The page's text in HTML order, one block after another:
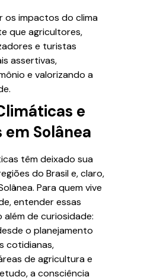
os impactos do clima
que agricultores,
e turistas
assertivas,
e valorizando a
e
em Solânea
têm deixado sua
do Brasil e, claro,
Para quem vive
entender essas
de curiosidade:
o planejamento
cotidianas,
de agricultura e
a consciência